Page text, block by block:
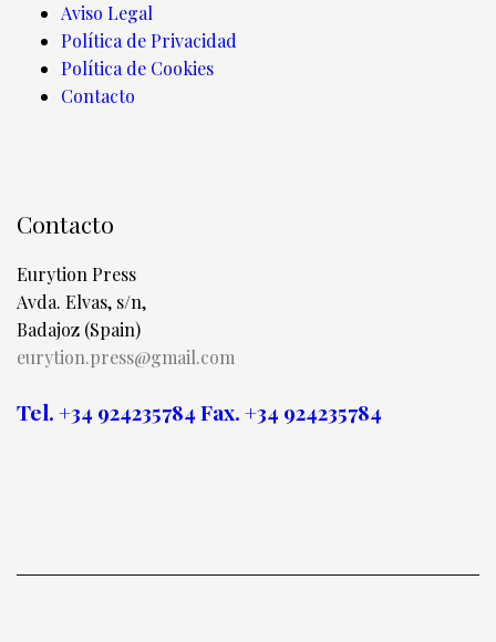
Aviso Legal
Política de Privacidad
Política de Cookies
Contacto
Contacto
Eurytion Press
Avda. Elvas, s/n,
Badajoz (Spain)
eurytion.press@gmail.com
Tel. +34 924235784Fax. +34 924235784